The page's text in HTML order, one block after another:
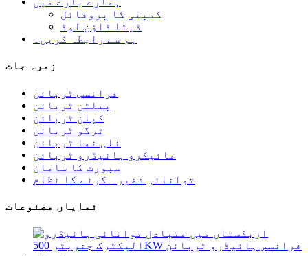
کمپنی کا پروفائل
ڈیٹا ڈاؤن لوڈ
ہم سے رابطہ کریں۔
زمرہ جات
فرانسس ٹربائن
پیلٹن ٹربائن
کپلن ٹربائن
ٹرگو ٹربائن
نلی نما ٹربائن
مائیکرو ہائیڈرو ٹربائن
سپورٹ کا سامان
توانائی ذخیرہ کرنے کا نظام
نمایاں مصنوعات